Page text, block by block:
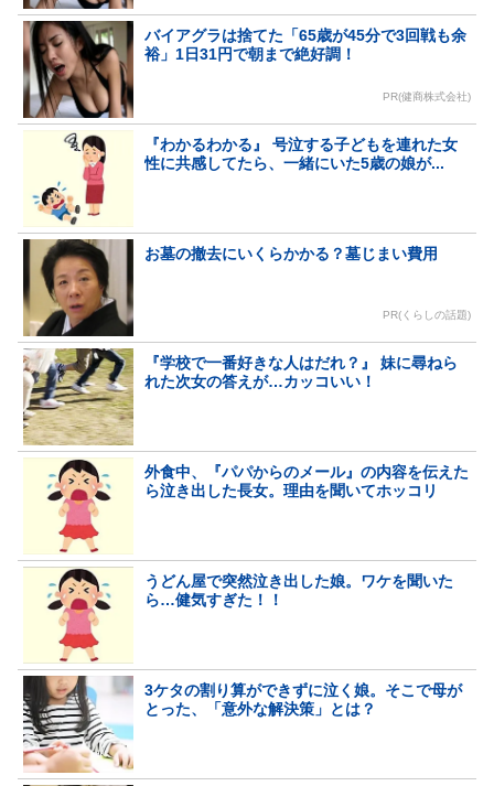
バイアグラは捨てた「65歳が45分で3回戦も余
裕」1日31円で朝まで絶好調！
PR(健商株式会社)
『わかるわかる』 号泣する子どもを連れた女
性に共感してたら、一緒にいた5歳の娘が...
お墓の撤去にいくらかかる？墓じまい費用
PR(くらしの話題)
『学校で一番好きな人はだれ？』 妹に尋ねら
れた次女の答えが…カッコいい！
外食中、『パパからのメール』の内容を伝えた
ら泣き出した長女。理由を聞いてホッコリ
うどん屋で突然泣き出した娘。ワケを聞いた
ら…健気すぎた！！
3ケタの割り算ができずに泣く娘。そこで母が
とった、「意外な解決策」とは？